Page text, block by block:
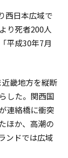
西日本広域で
り死者200人
平成30年7月
畿地方を縦断
した。関西国
連絡橋に衝突
ほか、高潮の
ンドでは広域